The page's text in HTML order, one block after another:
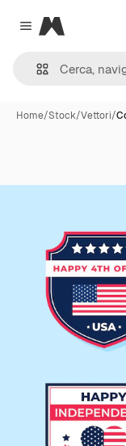
Close menu
Magnific
Home/Stock/Vettori/